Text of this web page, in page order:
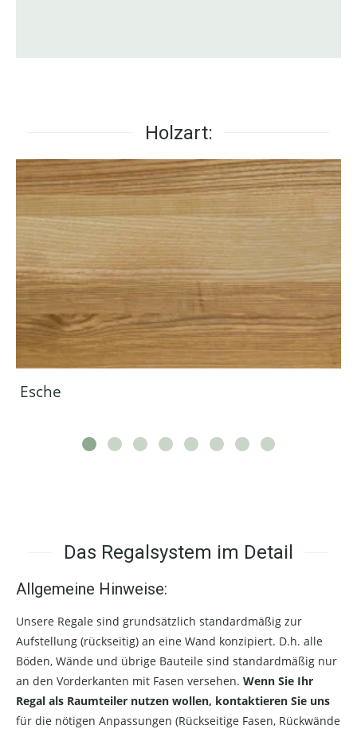
Holzart:
Esche
Das Regalsystem im Detail
Allgemeine Hinweise:
Unsere Regale sind grundsätzlich standardmäßig zur
Aufstellung (rückseitig) an eine Wand konzipiert. D.h. alle
Böden, Wände und übrige Bauteile sind standardmäßig nur
an den Vorderkanten mit Fasen versehen. Wenn Sie Ihr
Regal als Raumteiler nutzen wollen, kontaktieren Sie uns
für die nötigen Anpassungen (Rückseitige Fasen, Rückwände